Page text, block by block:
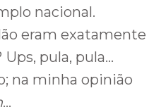
nacional.
eram exatamente
Ups, pula, pula…
na minha opinião
…